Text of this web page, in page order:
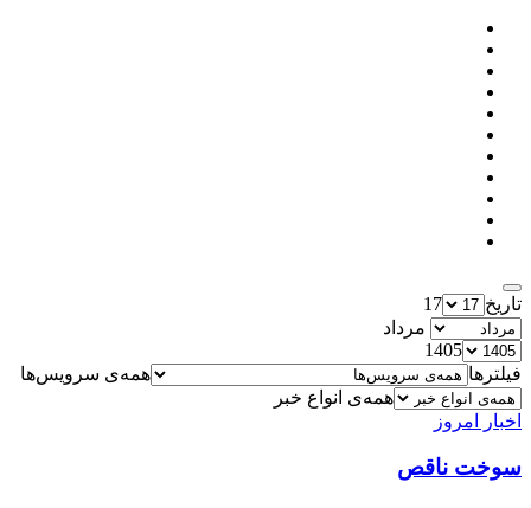
تاریخ
17
مرداد
1405
فیلترها
همه‌ی سرویس‌ها
همه‌ی انواع خبر
اخبار امروز
سوخت ناقص